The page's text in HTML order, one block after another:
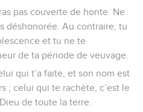
pas couverte de honte. Ne
déshonorée. Au contraire, tu
et tu ne te
de ta période de veuvage.
qui t’a faite, et son nom est
; celui qui te rachète, c’est le
de toute la terre.